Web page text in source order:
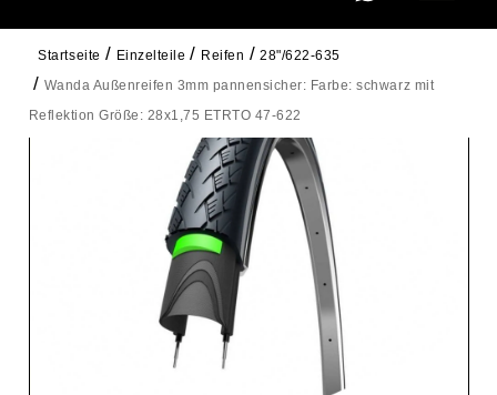
Startseite Einzelteile Reifen
28"/622-635
Wanda Außenreifen 3mm pannensicher: Farbe: schwarz mit
Reflektion Größe: 28x1,75 ETRTO 47-622